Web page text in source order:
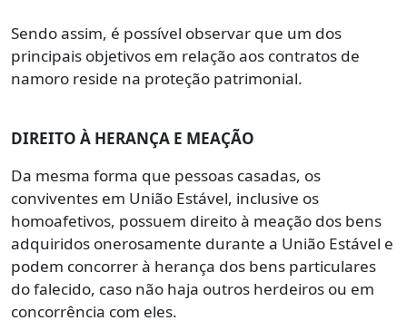
Sendo assim, é possível observar que um dos
principais objetivos em relação aos contratos de
namoro reside na proteção patrimonial.
DIREITO À HERANÇA E MEAÇÃO
Da mesma forma que pessoas casadas, os
conviventes em União Estável, inclusive os
homoafetivos, possuem direito à meação dos bens
adquiridos onerosamente durante a União Estável e
podem concorrer à herança dos bens particulares
do falecido, caso não haja outros herdeiros ou em
concorrência com eles.